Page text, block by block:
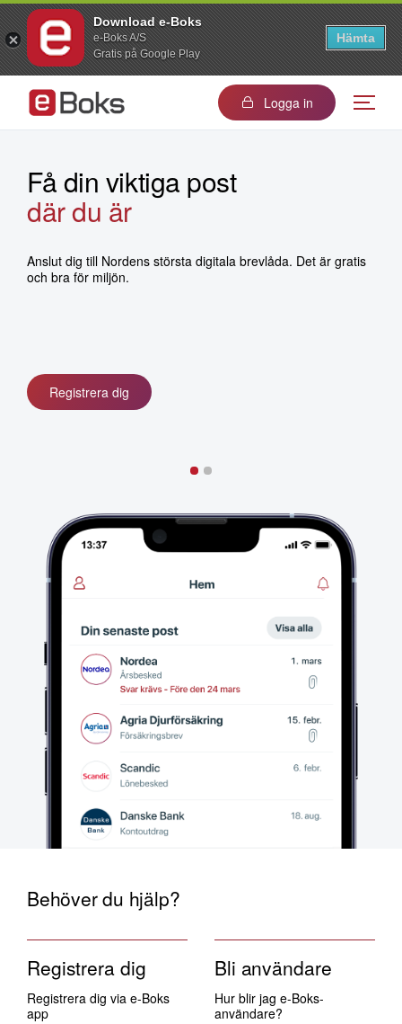
Download e-Boks
e-Boks A/S
Gratis på Google Play
Hämta
Logga in
Få din viktiga post
där du är
Anslut dig till Nordens största digitala brevlåda. Det är gratis
och bra för miljön.
Registrera dig
på en plats
där du är
på en plats
Behöver du hjälp?
Registrera dig
Registrera dig via e-Boks
app
Bli användare
Hur blir jag e-Boks-
användare?